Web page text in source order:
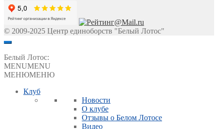
© 2009-2025 Центр единоборств "Белый Лотос"
Белый Лотос:
MENUMENU
МЕНЮМЕНЮ
Клуб
Новости
О клубе
Отзывы о Белом Лотосе
Видео